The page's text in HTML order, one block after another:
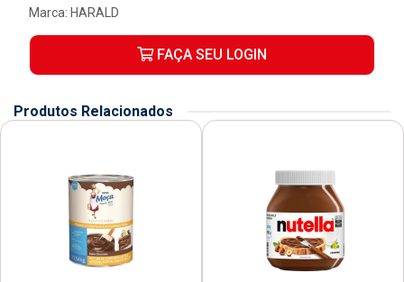
Marca: HARALD
FAÇA SEU LOGIN
Produtos Relacionados